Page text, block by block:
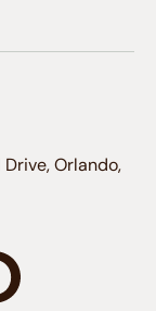
Orlando,